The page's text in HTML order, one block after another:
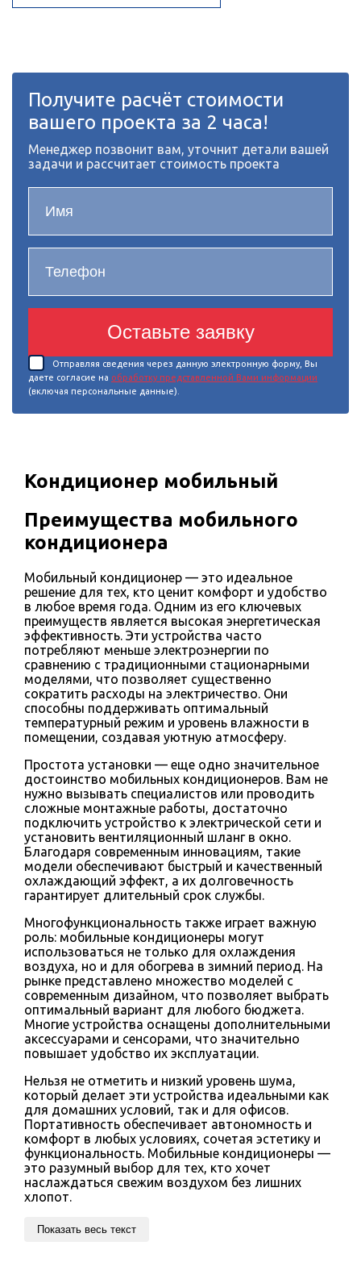
Получите расчёт стоимости
вашего проекта за 2 часа!
Менеджер позвонит вам, уточнит детали вашей
задачи и рассчитает стоимость проекта
Оставьте заявку
Отправляя сведения через данную электронную форму, Вы
даете согласие на обработку представленной Вами информации
(включая персональные данные).
Кондиционер мобильный
Преимущества мобильного
кондиционера
Мобильный кондиционер — это идеальное
решение для тех, кто ценит комфорт и удобство
в любое время года. Одним из его ключевых
преимуществ является высокая энергетическая
эффективность. Эти устройства часто
потребляют меньше электроэнергии по
сравнению с традиционными стационарными
моделями, что позволяет существенно
сократить расходы на электричество. Они
способны поддерживать оптимальный
температурный режим и уровень влажности в
помещении, создавая уютную атмосферу.
Простота установки — еще одно значительное
достоинство мобильных кондиционеров. Вам не
нужно вызывать специалистов или проводить
сложные монтажные работы, достаточно
подключить устройство к электрической сети и
установить вентиляционный шланг в окно.
Благодаря современным инновациям, такие
модели обеспечивают быстрый и качественный
охлаждающий эффект, а их долговечность
гарантирует длительный срок службы.
Многофункциональность также играет важную
роль: мобильные кондиционеры могут
использоваться не только для охлаждения
воздуха, но и для обогрева в зимний период. На
рынке представлено множество моделей с
современным дизайном, что позволяет выбрать
оптимальный вариант для любого бюджета.
Многие устройства оснащены дополнительными
аксессуарами и сенсорами, что значительно
повышает удобство их эксплуатации.
Нельзя не отметить и низкий уровень шума,
который делает эти устройства идеальными как
для домашних условий, так и для офисов.
Портативность обеспечивает автономность и
комфорт в любых условиях, сочетая эстетику и
функциональность. Мобильные кондиционеры —
это разумный выбор для тех, кто хочет
наслаждаться свежим воздухом без лишних
хлопот.
Показать весь текст